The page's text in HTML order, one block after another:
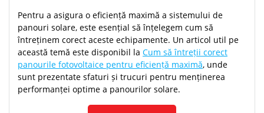
Pentru a asigura o eficiență maximă a sistemului de
panouri solare, este esențial să înțelegem cum să
întreținem corect aceste echipamente. Un articol util pe
această temă este disponibil la Cum să întreții corect
panourile fotovoltaice pentru eficiență maximă, unde
sunt prezentate sfaturi și trucuri pentru menținerea
performanței optime a panourilor solare.